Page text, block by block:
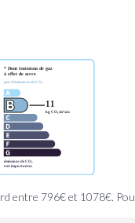
entre 796€ et 1078€.